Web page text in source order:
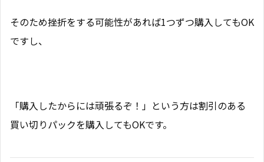
そのため挫折をする可能性があれば1つずつ購入してもOK
ですし、
「購入したからには頑張るぞ！」という方は割引のある
買い切りパックを購入してもOKです。